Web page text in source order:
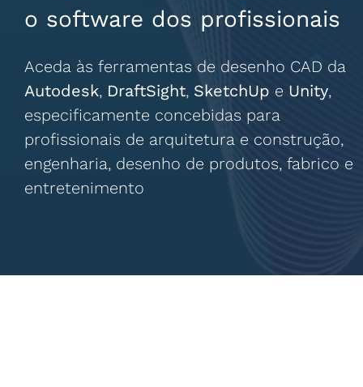
o software dos profissionais
Aceda às ferramentas de desenho CAD da
Autodesk, DraftSight, SketchUp e Unity,
especificamente concebidas para
profissionais de arquitetura e construção,
engenharia, desenho de produtos, fabrico e
entretenimento